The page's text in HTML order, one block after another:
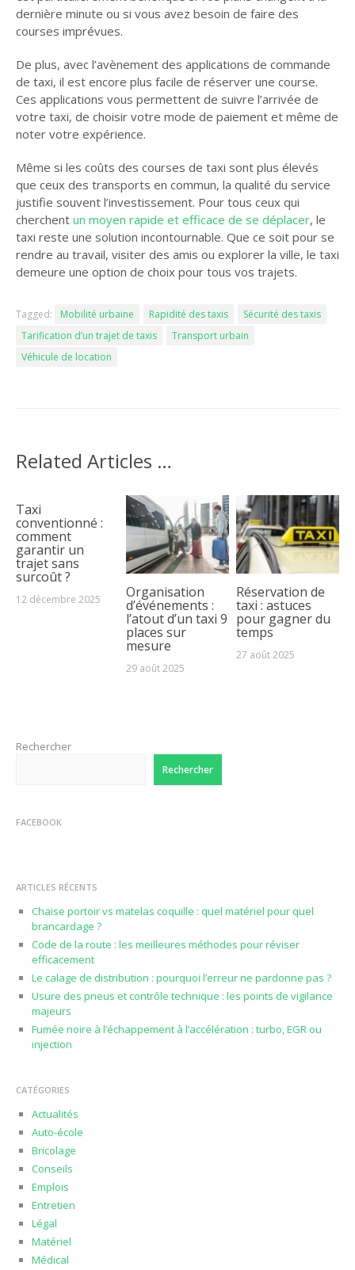
dernière minute ou si vous avez besoin de faire des
courses imprévues.
De plus, avec l’avènement des applications de commande
de taxi, il est encore plus facile de réserver une course.
Ces applications vous permettent de suivre l’arrivée de
votre taxi, de choisir votre mode de paiement et même de
noter votre expérience.
Même si les coûts des courses de taxi sont plus élevés
que ceux des transports en commun, la qualité du service
justifie souvent l’investissement. Pour tous ceux qui
cherchent un moyen rapide et efficace de se déplacer, le
taxi reste une solution incontournable. Que ce soit pour se
rendre au travail, visiter des amis ou explorer la ville, le taxi
demeure une option de choix pour tous vos trajets.
Tagged: Mobilité urbaine Rapidité des taxis
Sécurité des taxis
Tarification d’un trajet de taxis
Transport urbain
Véhicule de location
Related Articles …
Taxi
conventionné :
comment
garantir un
trajet sans
surcoût ?
12 décembre 2025 Organisation
d’événements :
l’atout d’un taxi 9
places sur
mesure
29 août 2025
Réservation de
taxi : astuces
pour gagner du
temps
27 août 2025
Rechercher
Rechercher
FACEBOOK
ARTICLES RÉCENTS
Chaise portoir vs matelas coquille : quel matériel pour quel
brancardage ?
Code de la route : les meilleures méthodes pour réviser
efficacement
Le calage de distribution : pourquoi l’erreur ne pardonne pas ?
Usure des pneus et contrôle technique : les points de vigilance
majeurs
Fumée noire à l’échappement à l’accélération : turbo, EGR ou
injection
CATÉGORIES
Actualités
Auto-école
Bricolage
Conseils
Emplois
Entretien
Légal
Matériel
Médical